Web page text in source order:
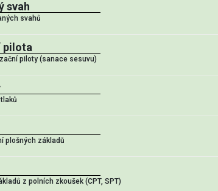
svah
svahů
pilota
piloty (sanace sesuvu)
plošných základů
z polních zkoušek (CPT, SPT)